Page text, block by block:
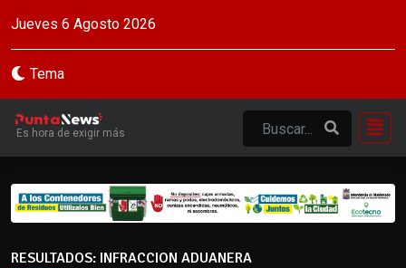
Jueves 6 Agosto 2026
Tema
Es hora de exigir más
RESULTADOS: INFRACCION ADUANERA